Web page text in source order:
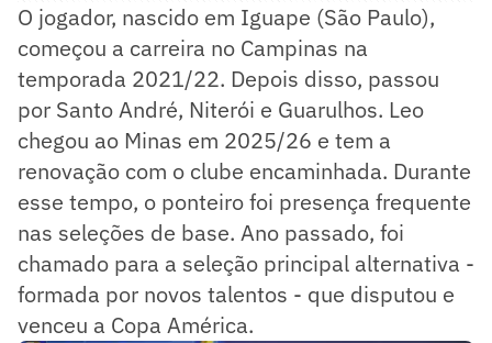
O jogador, nascido em Iguape (São Paulo),
começou a carreira no Campinas na
temporada 2021/22. Depois disso, passou
por Santo André, Niterói e Guarulhos. Leo
chegou ao Minas em 2025/26 e tem a
renovação com o clube encaminhada. Durante
esse tempo, o ponteiro foi presença frequente
nas seleções de base. Ano passado, foi
chamado para a seleção principal alternativa -
formada por novos talentos - que disputou e
venceu a Copa América.